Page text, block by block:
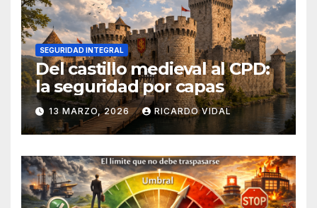
SEGURIDAD INTEGRAL
Del castillo medieval al CPD:
la seguridad por capas
13 MARZO, 2026 RICARDO VIDAL